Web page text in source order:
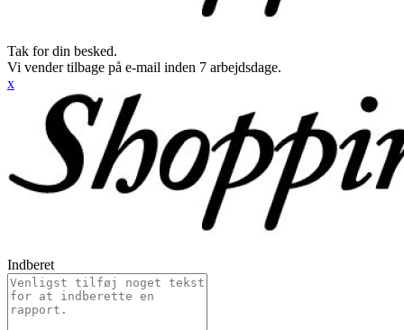
Tak for din besked.
Vi vender tilbage på e-mail inden 7 arbejdsdage.
x
Indberet